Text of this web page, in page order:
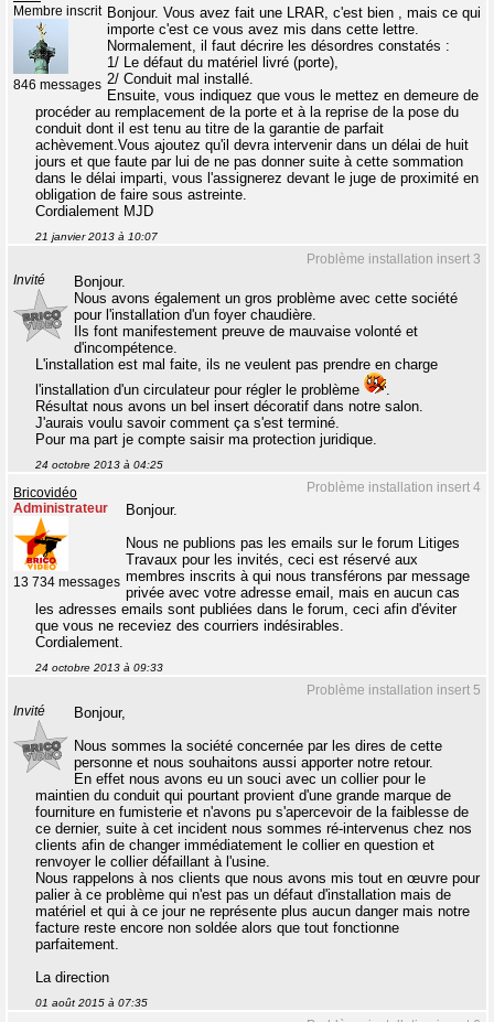
Membre inscrit
846 messages
Bonjour. Vous avez fait une LRAR, c'est bien , mais ce qui
importe c'est ce vous avez mis dans cette lettre.
Normalement, il faut décrire les désordres constatés :
1/ Le défaut du matériel livré (porte),
2/ Conduit mal installé.
Ensuite, vous indiquez que vous le mettez en demeure de
procéder au remplacement de la porte et à la reprise de la pose du
conduit dont il est tenu au titre de la garantie de parfait
achèvement.Vous ajoutez qu'il devra intervenir dans un délai de huit
jours et que faute par lui de ne pas donner suite à cette sommation
dans le délai imparti, vous l'assignerez devant le juge de proximité en
obligation de faire sous astreinte.
Cordialement MJD
21 janvier 2013 à 10:07
Problème installation insert 3
Invité
Bonjour.
Nous avons également un gros problème avec cette société
pour l'installation d'un foyer chaudière.
Ils font manifestement preuve de mauvaise volonté et
d'incompétence.
L'installation est mal faite, ils ne veulent pas prendre en charge
l'installation d'un circulateur pour régler le problème
.
Résultat nous avons un bel insert décoratif dans notre salon.
J'aurais voulu savoir comment ça s'est terminé.
Pour ma part je compte saisir ma protection juridique.
24 octobre 2013 à 04:25
Problème installation insert 4
Bricovidéo
Administrateur
13 734 messages
Bonjour.
Nous ne publions pas les emails sur le forum Litiges
Travaux pour les invités, ceci est réservé aux
membres inscrits à qui nous transférons par message
privée avec votre adresse email, mais en aucun cas
les adresses emails sont publiées dans le forum, ceci afin d'éviter
que vous ne receviez des courriers indésirables.
Cordialement.
24 octobre 2013 à 09:33
Problème installation insert 5
Invité
Bonjour,
Nous sommes la société concernée par les dires de cette
personne et nous souhaitons aussi apporter notre retour.
En effet nous avons eu un souci avec un collier pour le
maintien du conduit qui pourtant provient d'une grande marque de
fourniture en fumisterie et n'avons pu s'apercevoir de la faiblesse de
ce dernier, suite à cet incident nous sommes ré-intervenus chez nos
clients afin de changer immédiatement le collier en question et
renvoyer le collier défaillant à l'usine.
Nous rappelons à nos clients que nous avons mis tout en œuvre pour
palier à ce problème qui n'est pas un défaut d'installation mais de
matériel et qui à ce jour ne représente plus aucun danger mais notre
facture reste encore non soldée alors que tout fonctionne
parfaitement.
La direction
01 août 2015 à 07:35